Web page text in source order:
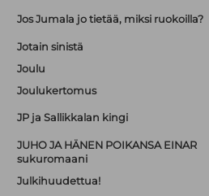
Jos Jumala jo tietää, miksi ruokoilla?
Jotain sinistä
Joulu
Joulukertomus
JP ja Sallikkalan kingi
JUHO JA HÄNEN POIKANSA EINAR
sukuromaani
Julkihuudettua!